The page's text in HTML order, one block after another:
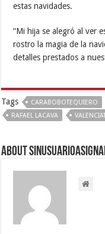
estas navidades.
“Mi hija se alegró al ver
rostro la magia de la
detalles prestados a
Tags CARABOBOTEQUIERO
RAFAEL LACAVA
About